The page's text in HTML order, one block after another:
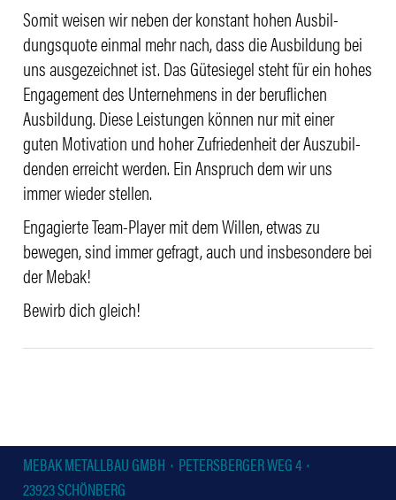
Somit weisen wir neben der konstant hohen Ausbil­
dungs­quote einmal mehr nach, dass die Ausbil­dung bei
uns ausge­zeichnet ist. Das Güte­siegel steht für ein hohes
Enga­ge­ment des Unter­neh­mens in der beruf­li­chen
Ausbil­dung. Diese Leis­tungen können nur mit einer
guten Moti­va­tion und hoher Zufrie­den­heit der Auszu­bil­
denden erreicht werden. Ein Anspruch dem wir uns
immer wieder stellen.
Enga­gierte Team-Player mit dem Willen, etwas zu
bewegen, sind immer gefragt, auch und insbe­son­dere bei
der Mebak!
Bewirb dich gleich!
MEBAK METALLBAU GMBH · PETERSBERGER WEG 4 ·
23923 SCHÖNBERG